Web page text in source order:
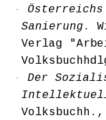
Sanierung .
Verlag
Der
Volksbuchh.,